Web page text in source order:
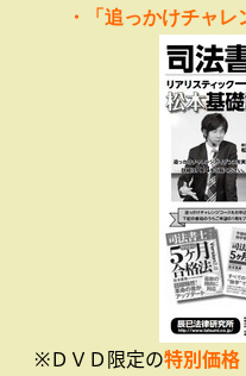
・「追っかけチャレ
※ＤＶＤ限定の特別価格